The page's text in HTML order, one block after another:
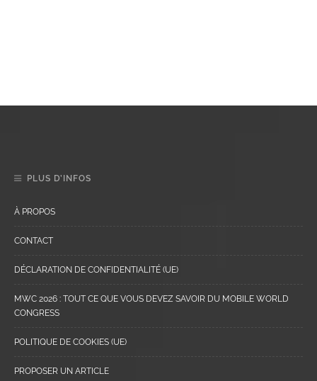
PLUS D’INFOS
À PROPOS
CONTACT
DÉCLARATION DE CONFIDENTIALITÉ (UE)
MWC 2026 : TOUT CE QUE VOUS DEVEZ SAVOIR DU MOBILE WORLD
CONGRESS
POLITIQUE DE COOKIES (UE)
PROPOSER UN ARTICLE